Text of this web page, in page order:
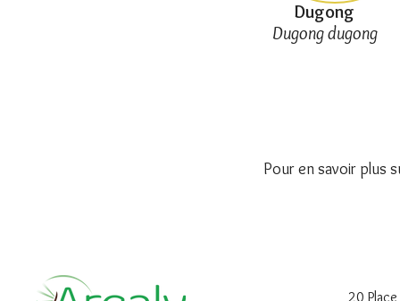
Dugong
Dugong dugong
Pour en savoir plus
20